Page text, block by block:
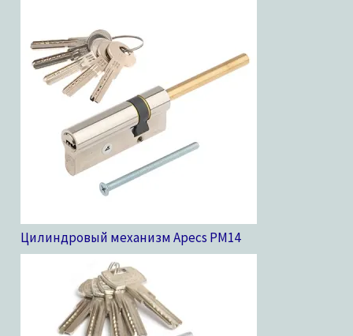
Цилиндровый механизм Apecs PM14